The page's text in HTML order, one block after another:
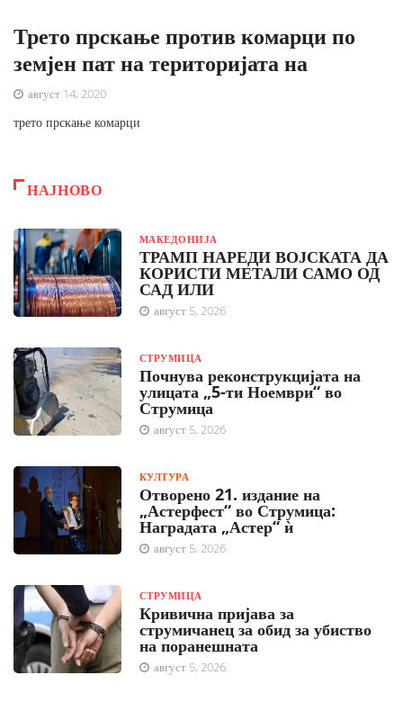
Трето прскање против комарци по
земјен пат на територијата на
август 14, 2020
трето прскање комарци
НАЈНОВО
МАКЕДОНИЈА
ТРАМП НАРЕДИ ВОЈСКАТА ДА
КОРИСТИ МЕТАЛИ САМО ОД
САД ИЛИ
август 5, 2026
СТРУМИЦА
Почнува реконструкцијата на
улицата „5-ти Ноември“ во
Струмица
август 5, 2026
КУЛТУРА
Отворено 21. издание на
„Астерфест“ во Струмица:
Наградата „Астер“ ѝ
август 5, 2026
СТРУМИЦА
Кривична пријава за
струмичанец за обид за убиство
на поранешната
август 5, 2026